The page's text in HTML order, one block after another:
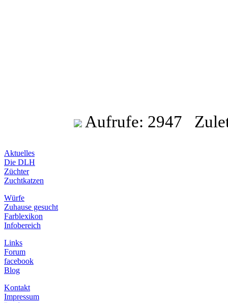
Aufrufe: 2947
Aktuelles
Die DLH
Züchter
Zuchtkatzen
Würfe
Zuhause gesucht
Farblexikon
Infobereich
Links
Forum
facebook
Blog
Kontakt
Impressum